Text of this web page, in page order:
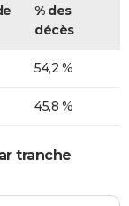
% des
décès
54,2 %
45,8 %
tranche